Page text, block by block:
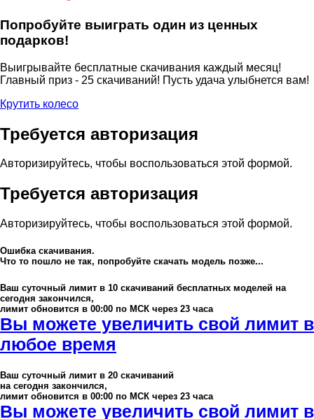
Попробуйте выиграть один из ценных
подарков!
Выигрывайте бесплатные скачивания каждый месяц!
Главный приз - 25 скачиваний! Пусть удача улыбнется вам!
Крутить колесо
Требуется авторизация
Авторизируйтесь, чтобы воспользоваться этой формой.
Требуется авторизация
Авторизируйтесь, чтобы воспользоваться этой формой.
Ошибка скачивания.
Что то пошло не так, попробуйте скачать модель позже...
Ваш суточный лимит в 10 скачиваний бесплатных моделей на
сегодня закончился,
лимит обновится в 00:00 по МСК через 23 часа
Вы можете увеличить свой лимит в
любое время
Ваш суточный лимит в 20 скачиваний
на сегодня закончился,
лимит обновится в 00:00 по МСК через 23 часа
Вы можете увеличить свой лимит в